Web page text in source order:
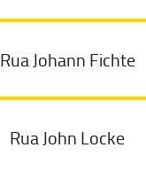
Rua Johann Fichte
Rua John Locke